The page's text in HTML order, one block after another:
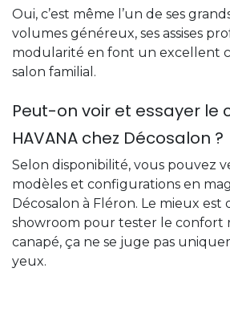
Oui, c’est même l’un de ses
volumes généreux, ses assises
modularité en font un excellent
salon familial.
Peut-on voir et essayer le
HAVANA chez Décosalon ?
Selon disponibilité, vous pouvez
modèles et configurations en
Décosalon à Fléron. Le mieux est
showroom pour tester le confort
canapé, ça ne se juge pas
yeux.